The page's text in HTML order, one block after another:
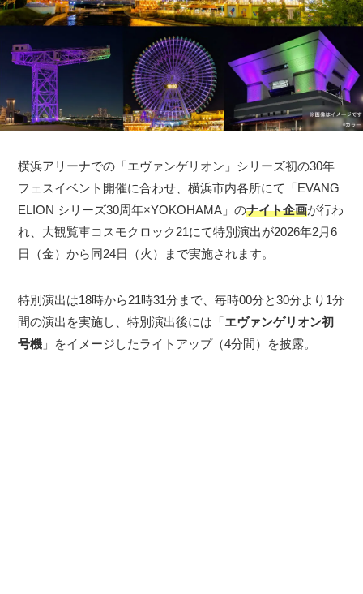
横浜アリーナでの「エヴァンゲリオン」シリーズ初の30年
フェスイベント開催に合わせ、横浜市内各所にて「EVANG
ELION シリーズ30周年×YOKOHAMA」のナイト企画が行わ
れ、大観覧車コスモクロック21にて特別演出が2026年2月6
日（金）から同24日（火）まで実施されます。
特別演出は18時から21時31分まで、毎時00分と30分より1分
間の演出を実施し、特別演出後には「エヴァンゲリオン初
号機 」をイメージしたライトアップ（4分間）を披露。